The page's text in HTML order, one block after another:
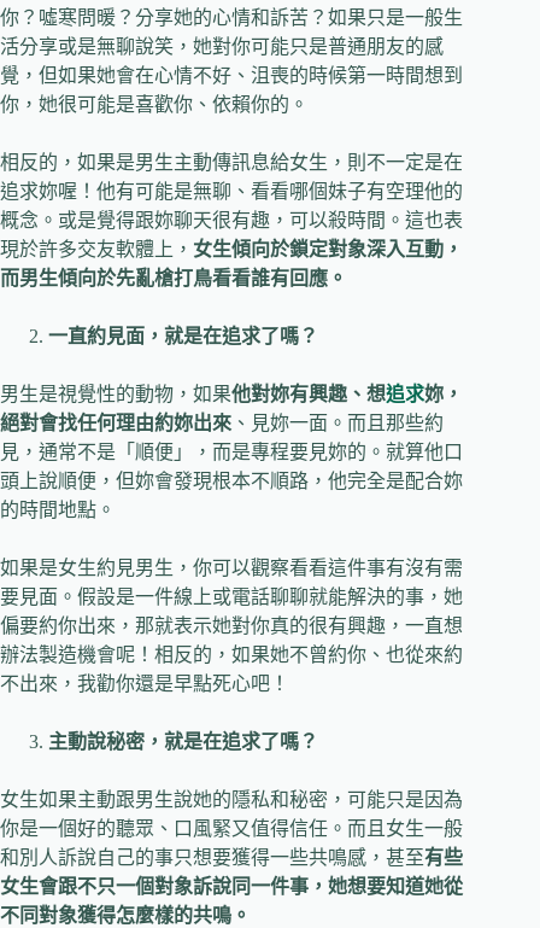
你？噓寒問暖？分享她的心情和訴苦？如果只是一般生
活分享或是無聊說笑，她對你可能只是普通朋友的感
覺，但如果她會在心情不好、沮喪的時候第一時間想到
你，她很可能是喜歡你、依賴你的。
相反的，如果是男生主動傳訊息給女生，則不一定是在
追求妳喔！他有可能是無聊、看看哪個妹子有空理他的
概念。或是覺得跟妳聊天很有趣，可以殺時間。這也表
現於許多交友軟體上， 女生傾向於鎖定對象深入互動，
而男生傾向於先亂槍打鳥看看誰有回應。
一直約見面，就是在追求了嗎？
男生是視覺性的動物，如果他對妳有興趣、想追求妳，
絕對會找任何理由約妳出來 、見妳一面。而且那些約
見，通常不是「順便」，而是專程要見妳的。就算他口
頭上說順便，但妳會發現根本不順路，他完全是配合妳
的時間地點。
如果是女生約見男生，你可以觀察看看這件事有沒有需
要見面。假設是一件線上或電話聊聊就能解決的事，她
偏要約你出來，那就表示她對你真的很有興趣，一直想
辦法製造機會呢！相反的，如果她不曾約你、也從來約
不出來，我勸你還是早點死心吧！
主動說秘密，就是在追求了嗎？
女生如果主動跟男生說她的隱私和秘密，可能只是因為
你是一個好的聽眾、口風緊又值得信任。而且女生一般
和別人訴說自己的事只想要獲得一些共鳴感，甚至有些
女生會跟不只一個對象訴說同一件事，她想要知道她從
不同對象獲得怎麼樣的共鳴。